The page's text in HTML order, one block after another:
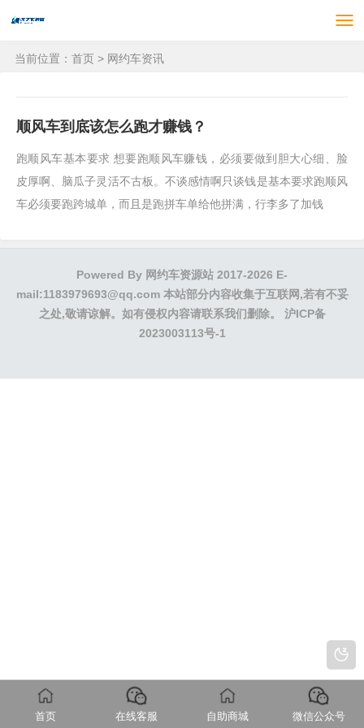
当前位置： 首页 > 网约车资讯
顺风车到底该怎么跑才赚钱？
跑顺风车基本要求 想要跑顺风车赚钱，必须要做到胆大心细、脸
皮厚啊、脑瓜子灵活不古板。不谈感情啊只谈钱是基本要求跑顺风
车必须要跑跨城单，而且是跑拼车单给他拼满，行李多了加钱
Powered By 网约车资源站 2017-2026 E-
mail:1183979693@qq.com 本站部分内容收集于互联网,若有不妥
之处,敬请谅解。如有侵权内容请联系我们删除。 沪ICP备
2023003113号-1
首页 在线客服 自助商城 微信公众号